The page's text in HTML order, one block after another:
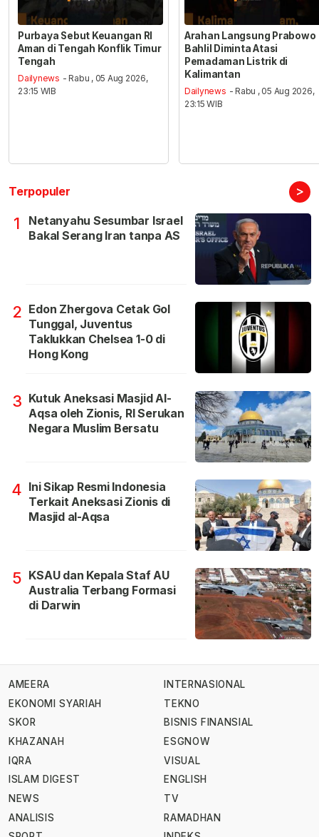
Purbaya Sebut Keuangan RI
Aman di Tengah Konflik Timur
Tengah
Dailynews - Rabu , 05 Aug 2026,
23:15 WIB
Arahan Langsung Prabowo
Bahlil Diminta Atasi
Pemadaman Listrik di
Kalimantan
Dailynews - Rabu , 05 Aug 2026,
23:15 WIB
Terpopuler >
1
Netanyahu Sesumbar Israel
Bakal Serang Iran tanpa AS
2 Edon Zhergova Cetak Gol
Tunggal, Juventus
Taklukkan Chelsea 1-0 di
Hong Kong
3 Kutuk Aneksasi Masjid Al-
Aqsa oleh Zionis, RI Serukan
Negara Muslim Bersatu
4 Ini Sikap Resmi Indonesia
Terkait Aneksasi Zionis di
Masjid al-Aqsa
5 KSAU dan Kepala Staf AU
Australia Terbang Formasi
di Darwin
AMEERA
EKONOMI SYARIAH
SKOR
KHAZANAH
IQRA
ISLAM DIGEST
NEWS
ANALISIS
INTERNASIONAL
TEKNO
BISNIS FINANSIAL
ESGNOW
VISUAL
ENGLISH
TV
RAMADHAN